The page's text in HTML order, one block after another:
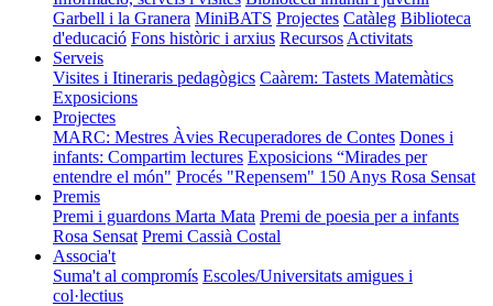
Garbell i la Granera MiniBATS Projectes Catàleg Biblioteca
d'educació Fons històric i arxius Recursos Activitats
Serveis
Visites i Itineraris pedagògics Caàrem: Tastets Matemàtics
Exposicions
Projectes
MARC: Mestres Àvies Recuperadores de Contes Dones i
infants: Compartim lectures Exposicions “Mirades per
entendre el món" Procés "Repensem" 150 Anys Rosa Sensat
Premis
Premi i guardons Marta Mata Premi de poesia per a infants
Rosa Sensat Premi Cassià Costal
Associa't
Suma't al compromís Escoles/Universitats amigues i
col·lectius